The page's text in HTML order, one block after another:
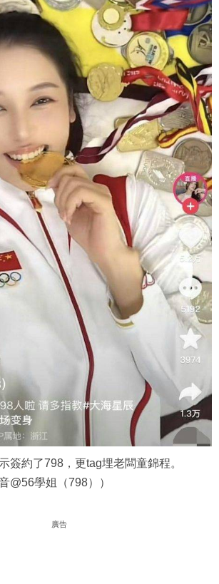
簽約了798，更tag埋老闆童錦程。
@56學姐（798））
廣告